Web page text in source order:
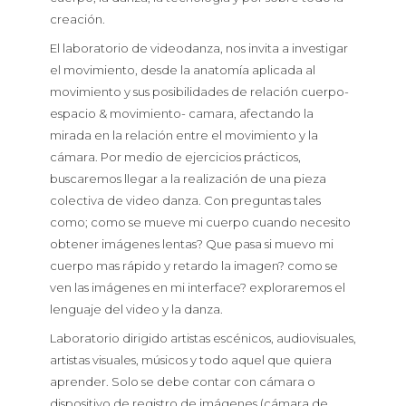
creación.
El laboratorio de videodanza , nos invita a investigar
el movimiento, desde la anatomía aplicada al
movimiento y sus posibilidades de relación cuerpo-
espacio & movimiento- camara, afectando la
mirada en la relación entre el movimiento y la
cámara. Por medio de ejercicios prácticos,
buscaremos llegar a la realización de una pieza
colectiva de video danza . Con preguntas tales
como; como se mueve mi cuerpo cuando necesito
obtener imágenes lentas? Que pasa si muevo mi
cuerpo mas rápido y retardo la imagen? como se
ven las imágenes en mi interface? exploraremos el
lenguaje del video y la danza
Laboratorio dirigido artistas escénicos, audiovisuales,
artistas visuales, músicos y todo aquel que quiera
aprender. Solo se debe contar con cámara o